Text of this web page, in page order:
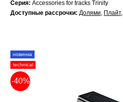
Серия: Accessories for tracks Trinity
Доступные рассрочки: Долями, Плайт,
новинка
technical
-40%